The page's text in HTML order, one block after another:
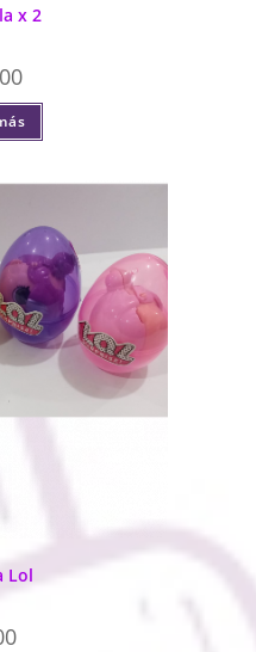
x 2
Lol